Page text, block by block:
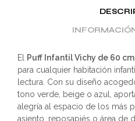
El Puff Infantil Vichy de 60 cm
para cualquier habitación
lectura. Con su diseño
tono verde, beige o azul,
alegría al espacio de los más
asiento, reposapiés o área de